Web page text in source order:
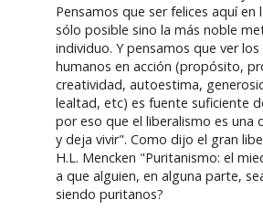
Pensamos que ser felices aquí en
sólo posible sino la más noble
individuo. Y pensamos que ver los
humanos en acción (propósito,
creatividad, autoestima,
lealtad, etc) es fuente suficiente
por eso que el liberalismo es una
y deja vivir". Como dijo el gran
H.L. Mencken "Puritanismo: el
a que alguien, en alguna parte,
siendo puritanos?